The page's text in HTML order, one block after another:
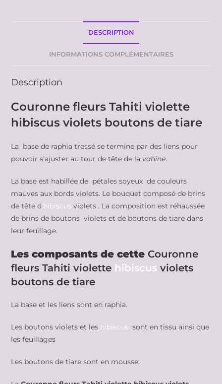
DESCRIPTION
INFORMATIONS COMPLÉMENTAIRES
Description
Couronne fleurs Tahiti violette
hibiscus violets boutons de tiare
La base de raphia tressé se termine par des liens pour
pouvoir s’ajuster au tour de tête de la vahine.
La base est habillée de pétales soyeux de couleurs
mauves aux bords violets. Le bouquet composé de brins
de tête d‘hibiscus violets . La composition est réhaussée
de brins de boutons violets et de boutons de tiare dans
leur feuillage.
Les composants de cette Couronne
fleurs Tahiti violette hibiscus violets
boutons de tiare
La base et les liens sont en raphia.
Les boutons violets et les hibiscus sont en tissu ainsi que
les feuillages
Les boutons de tiare sont en mousse.